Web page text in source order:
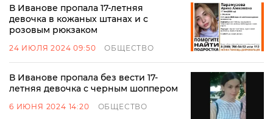
В Иванове пропала 17-летняя
девочка в кожаных штанах и с
розовым рюкзаком
24 ИЮЛЯ 2024 09:50 ОБЩЕСТВО
В Иванове пропала без вести 17-
летняя девочка с черным шоппером
6 ИЮНЯ 2024 14:20 ОБЩЕСТВО